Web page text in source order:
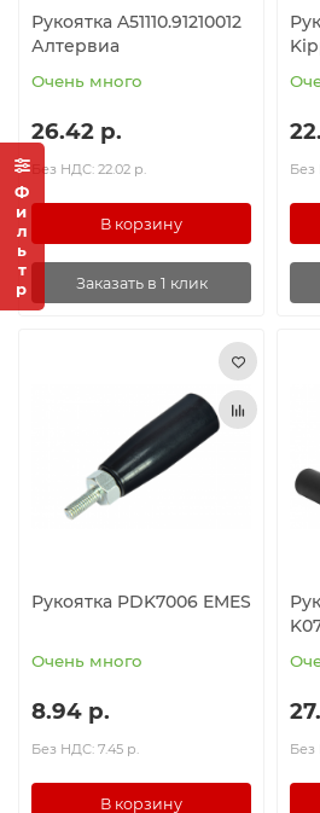
Фильтр
Рукоятка A51110.91210012
Алтервиа
Очень много
26.42 р.
Без НДС: 22.02 р.
В корзину
Заказать в 1 клик
Без
Рукоятка PDK7006 EMES
Очень много
8.94 р.
Без НДС: 7.45 р.
В корзину
Без